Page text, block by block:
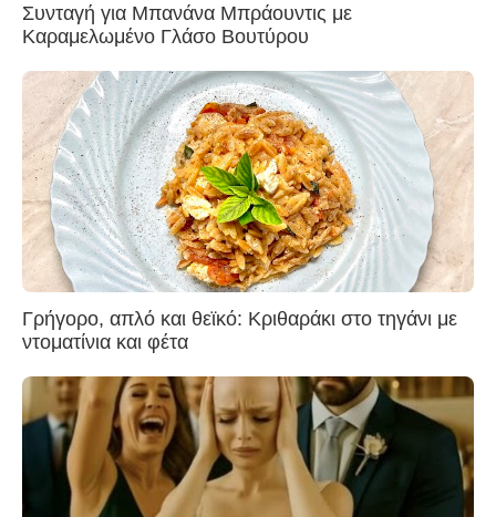
Συνταγή για Μπανάνα Μπράουντις με
Καραμελωμένο Γλάσο Βουτύρου
Γρήγορο, απλό και θεϊκό: Κριθαράκι στο τηγάνι με
ντοματίνια και φέτα